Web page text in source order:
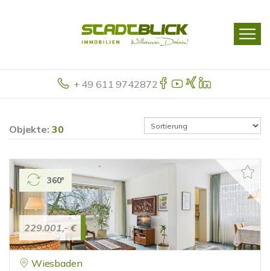
+ 49 611 9742872
Objekte: 30
229.001,- €
360°
Wiesbaden